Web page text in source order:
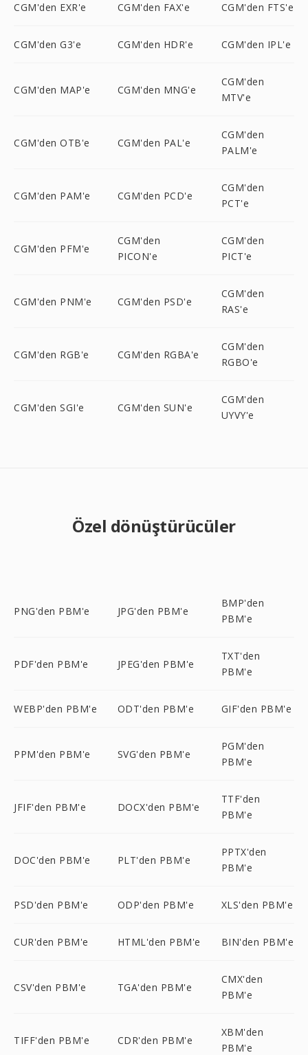
CGM'den EXR'e CGM'den FAX'e CGM'den FTS'e
CGM'den G3'e CGM'den HDR'e CGM'den IPL'e
CGM'den MAP'e CGM'den MNG'e
CGM'den
MTV'e
CGM'den OTB'e CGM'den PAL'e
CGM'den
PALM'e
CGM'den PAM'e CGM'den PCD'e
CGM'den
PCT'e
CGM'den PFM'e
CGM'den
PICON'e
CGM'den
PICT'e
CGM'den PNM'e CGM'den PSD'e
CGM'den
RAS'e
CGM'den RGB'e CGM'den RGBA'e
CGM'den
RGBO'e
CGM'den SGI'e CGM'den SUN'e
CGM'den
UYVY'e
Özel dönüştürücüler
PNG'den PBM'e JPG'den PBM'e
BMP'den
PBM'e
PDF'den PBM'e JPEG'den PBM'e
TXT'den
PBM'e
WEBP'den PBM'e ODT'den PBM'e GIF'den PBM'e
PPM'den PBM'e SVG'den PBM'e
PGM'den
PBM'e
JFIF'den PBM'e DOCX'den PBM'e
TTF'den
PBM'e
DOC'den PBM'e PLT'den PBM'e
PPTX'den
PBM'e
PSD'den PBM'e ODP'den PBM'e XLS'den PBM'e
CUR'den PBM'e HTML'den PBM'e BIN'den PBM'e
CSV'den PBM'e TGA'den PBM'e
CMX'den
PBM'e
TIFF'den PBM'e CDR'den PBM'e
XBM'den
PBM'e